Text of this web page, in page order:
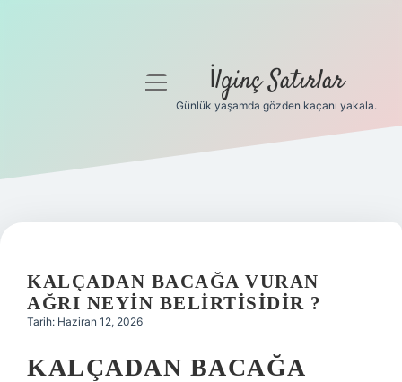
Gizlilik Politikası
Yasal Uyarı
menüyü
İlginç Satırlar
Günlük yaşamda gözden kaçanı yakala.
KALÇADAN BACAĞA VURAN
AĞRI NEYIN BELIRTISIDIR ?
Tarih: Haziran 12, 2026
KALÇADAN BACAĞA